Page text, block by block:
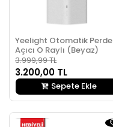
Yeelight Otomatik Perde
Açıcı O Raylı (Beyaz)
3.999,99 TL
3.200,00 TL
Sepete Ekle